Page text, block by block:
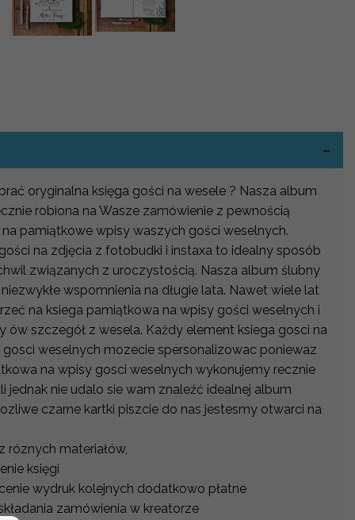
oryginalna księga gości na wesele ? Nasza album
robiona na Wasze zamówienie z pewnością
pamiątkowe wpisy waszych gości weselnych.
na zdjęcia z fotobudki i instaxa to idealny sposób
związanych z uroczystością. Nasza album ślubny
wspomnienia na długie lata. Nawet wiele lat
na ksiega pamiątkowa na wpisy gości weselnych i
ów szczegół z wesela. Każdy element ksiega gosci na
weselnych mozecie spersonalizowac poniewaz
na wpisy gosci weselnych wykonujemy recznie
jednak nie udalo sie wam znaleźć idealnej album
czarne kartki piszcie do nas jestesmy otwarci na
róznych materiałów,
księgi
wydruk kolejnych dodatkowo płatne
zamówienia w kreatorze